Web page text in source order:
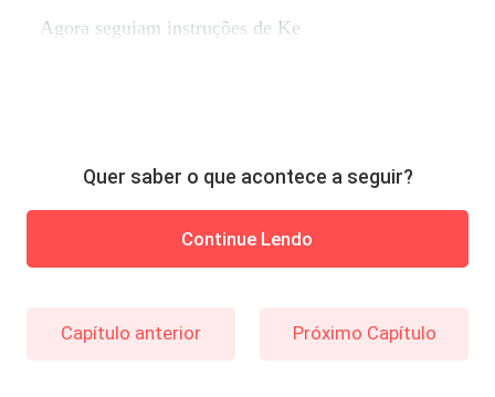
Agora seguiam instruções de Ke
Quer saber o que acontece a seguir?
Continue Lendo
Capítulo anterior Próximo Capítulo